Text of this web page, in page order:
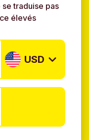
se traduise pas
élevés
USD